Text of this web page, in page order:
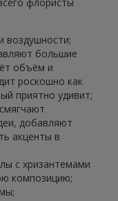
воздушности;
большие
объём и
роскошно как
приятно удивит;
добавляют
акценты в
с хризантемами
композицию;